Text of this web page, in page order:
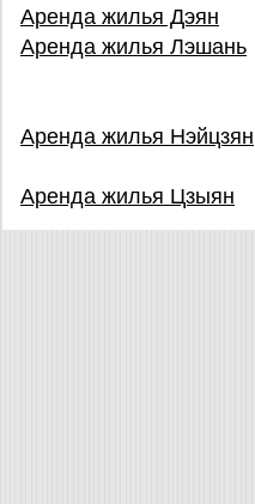
Аренда жилья Дэян
Аренда жилья Лэшань
Аренда жилья Нэйцзян
Аренда жилья Цзыян